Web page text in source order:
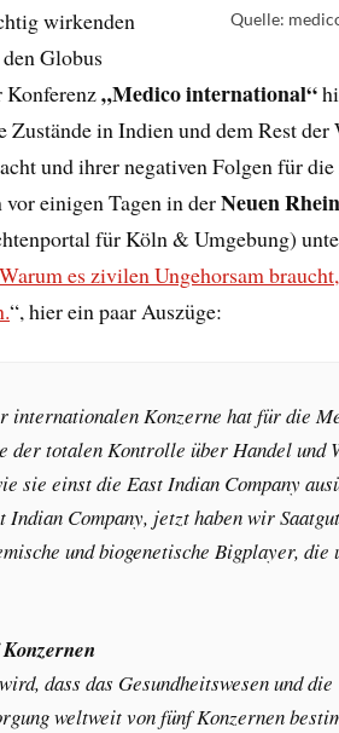
Quelle:
wirkenden
Globus
Konferenz„Medico international“
Zustände in Indien und dem Rest
und ihrer negativen Folgen für
vor einigen Tagen in derNeuen
für Köln & Umgebung)
Warum es zivilen Ungehorsam
“, hier ein paar Auszüge:
internationalen Konzerne hat für die
der totalen Kontrolle über Handel und
sie einst die East Indian Company
Indian Company, jetzt haben wir
und biogenetische Bigplayer, die
dass das Gesundheitswesen und die
weltweit von fünf Konzernen